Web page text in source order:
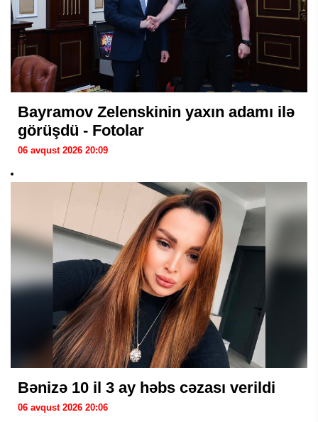
Bayramov Zelenskinin yaxın adamı ilə
görüşdü - Fotolar
06 avqust 2026 20:09
Bənizə 10 il 3 ay həbs cəzası verildi
06 avqust 2026 20:06